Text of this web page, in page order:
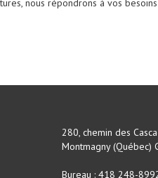
nous répondrons à vos
280, chemin des
Montmagny (Québec)
Bureau : 418 248-